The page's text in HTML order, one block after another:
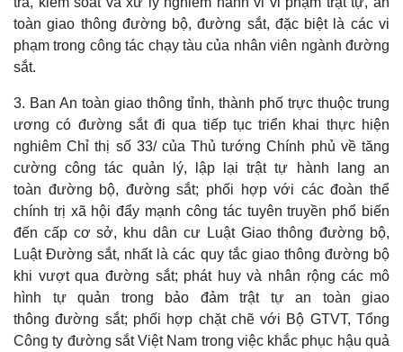
toàn giao thông đường bộ, đường sắt, đặc biệt là các vi
phạm trong công tác chạy tàu của nhân viên ngành đường
sắt.
3. Ban An toàn giao thông tỉnh, thành phố trực thuộc trung
ương có đường sắt đi qua tiếp tục triển khai thực hiện
nghiêm Chỉ thị số 33/ của Thủ tướng Chính phủ về tăng
cường công tác quản lý, lập lại trật tự hành lang an
toàn đường bộ, đường sắt; phối hợp với các đoàn thể
chính trị xã hội đẩy mạnh công tác tuyên truyền phổ biến
đến cấp cơ sở, khu dân cư Luật Giao thông đường bộ,
Luật Đường sắt, nhất là các quy tắc giao thông đường bộ
khi vượt qua đường sắt; phát huy và nhân rộng các mô
hình tự quản trong bảo đảm trật tự an toàn giao
thông đường sắt; phối hợp chặt chẽ với Bộ GTVT, Tổng
Công ty đường sắt Việt Nam trong việc khắc phục hậu quả